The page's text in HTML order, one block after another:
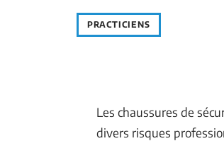
PRACTICIENS
Les chaussures de
divers risques